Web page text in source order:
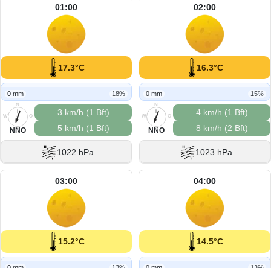
01:00
17.3°C
0 mm 18%
N
O
S
W
NNO
3 km/h (1 Bft)
5 km/h (1 Bft)
1022 hPa
02:00
16.3°C
0 mm 15%
N
O
S
W
NNO
4 km/h (1 Bft)
8 km/h (2 Bft)
1023 hPa
03:00
15.2°C
04:00
14.5°C